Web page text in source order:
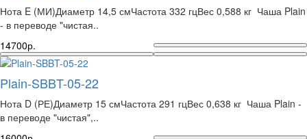
Нота E (МИ)Диаметр 14,5 смЧастота 332 гцВес 0,588 кг Чаша Plain
- в переводе "чистая..
14700р.
Plain-SBBT-05-22
Нота D (РЕ)Диаметр 15 смЧастота 291 гцВес 0,638 кг Чаша Plain -
в переводе "чистая",..